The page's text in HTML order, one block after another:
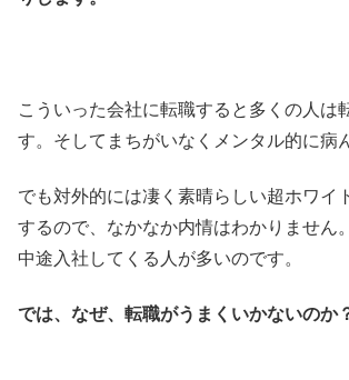
こういった会社に転職すると多くの人は
す。そしてまちがいなくメンタル的に病
でも対外的には凄く素晴らしい超ホワイ
するので、なかなか内情はわかりません
中途入社してくる人が多いのです。
では、なぜ、転職がうまくいかないのか